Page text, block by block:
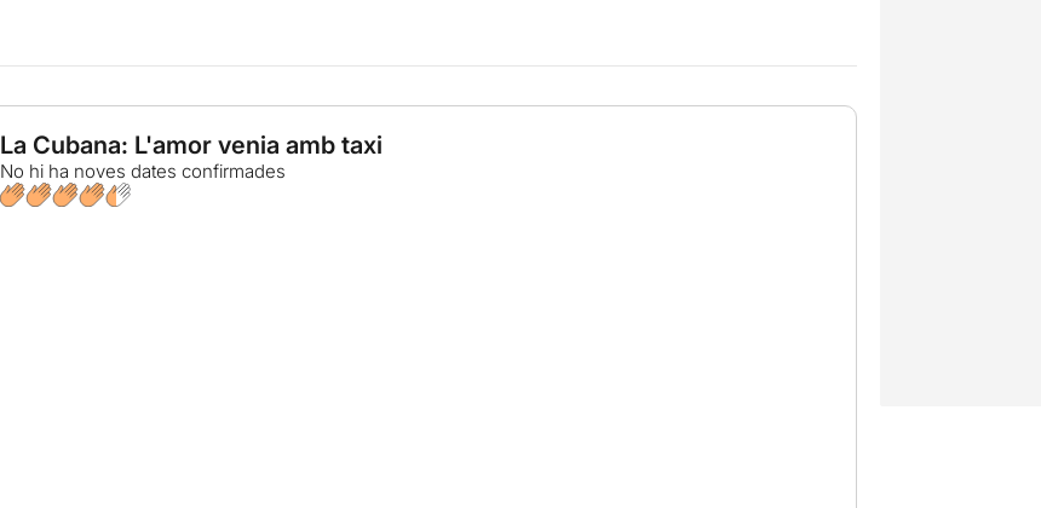
La Cubana: L'amor venia amb taxi
No hi ha noves dates confirmades